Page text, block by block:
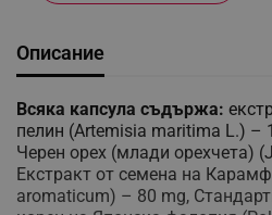
Описание
Всяка капсула съдържа:
пелин (Artemisia maritima L.) –
Черен орех (млади орехчета)
Екстракт от семена на
aromaticum) – 80 mg,